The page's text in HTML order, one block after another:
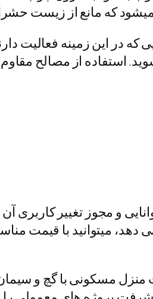
که مانع از زیست
در این زمینه فعالیت
استفاده از مصالح
و مجوز تغییر کاربری
میتوانید با قیمت
مسکونی با گچ و